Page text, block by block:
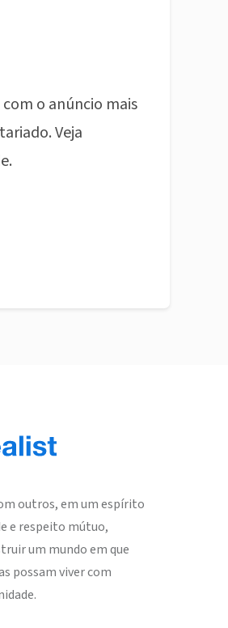
o anúncio mais
Veja
outros, em um espírito
e respeito mútuo,
um mundo em que
possam viver com